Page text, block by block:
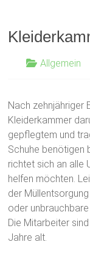
Allgemein
Nach zehnjähriger
Kleiderkammer
gepflegtem und
Schuhe benötigen
richtet sich an alle
helfen möchten.
der
oder
Die Mitarbeiter
Jahre alt.